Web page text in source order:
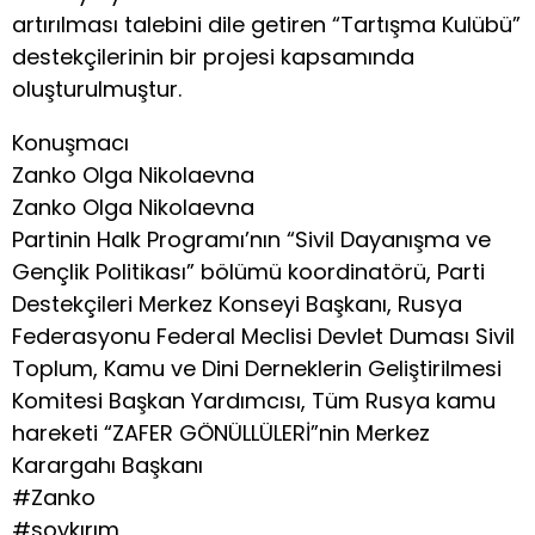
artırılması talebini dile getiren “Tartışma Kulübü”
destekçilerinin bir projesi kapsamında
oluşturulmuştur.
Konuşmacı
Zanko Olga Nikolaevna
Zanko Olga Nikolaevna
Partinin Halk Programı’nın “Sivil Dayanışma ve
Gençlik Politikası” bölümü koordinatörü, Parti
Destekçileri Merkez Konseyi Başkanı, Rusya
Federasyonu Federal Meclisi Devlet Duması Sivil
Toplum, Kamu ve Dini Derneklerin Geliştirilmesi
Komitesi Başkan Yardımcısı, Tüm Rusya kamu
hareketi “ZAFER GÖNÜLLÜLERİ”nin Merkez
Karargahı Başkanı
#Zanko